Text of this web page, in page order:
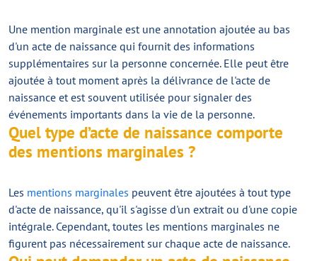
Une mention marginale est une annotation ajoutée au bas
d'un acte de naissance qui fournit des informations
supplémentaires sur la personne concernée. Elle peut être
ajoutée à tout moment après la délivrance de l'acte de
naissance et est souvent utilisée pour signaler des
événements importants dans la vie de la personne.
Quel type d’acte de naissance comporte
des mentions marginales ?
Les mentions marginales peuvent être ajoutées à tout type
d'acte de naissance, qu'il s'agisse d'un extrait ou d'une copie
intégrale. Cependant, toutes les mentions marginales ne
figurent pas nécessairement sur chaque acte de naissance.